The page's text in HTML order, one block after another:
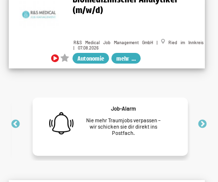
(m/w/d)
R&S Medical Job Management GmbH |
Ried im Innkreis
| 07.08.2026
Autonomie mehr ...
Job-Alarm
Nie mehr Traumjobs verpassen –
wir schicken sie dir direkt ins
Postfach.